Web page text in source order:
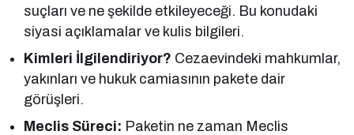
suçları ve ne şekilde etkileyeceği. Bu konudaki
siyasi açıklamalar ve kulis bilgileri.
Kimleri İlgilendiriyor? Cezaevindeki mahkumlar,
yakınları ve hukuk camiasının pakete dair
görüşleri.
Meclis Süreci: Paketin ne zaman Meclis